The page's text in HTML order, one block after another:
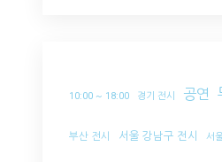
10:00 ~ 18:00 경기 전시 공연
부산 전시 서울 강남구 전시 서